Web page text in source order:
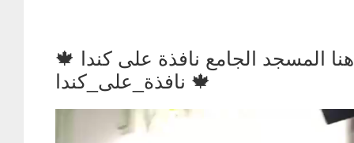
هنا المسجد الجامع نافذة على كندا 🍁
نافذة_على_كندا 🍁